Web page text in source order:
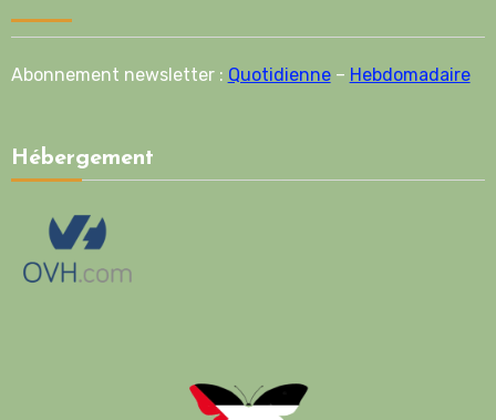
Abonnement newsletter : Quotidienne– Hebdomadaire
Hébergement